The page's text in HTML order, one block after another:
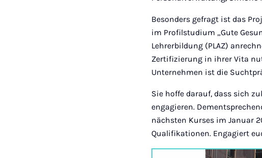
Besonders gefragt ist das
im Profilstudium „Gute
Lehrerbildung (PLAZ)
Zertifizierung in ihrer Vita
Unternehmen ist die
Sie hoffe darauf, dass sich
engagieren.
nächsten Kurses im Januar
Qualifikationen. Engagiert